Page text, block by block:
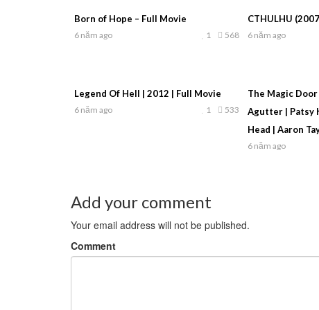
Born of Hope – Full Movie
6 năm ago 568
1
CTHULHU
6 năm ago
Legend Of Hell | 2012 | Full Movie
6 năm ago 533
1
The Magic
Agutter | Patsy
Head | Aaron
6 năm ago
Add your comment
Your email address will not be published.
Comment